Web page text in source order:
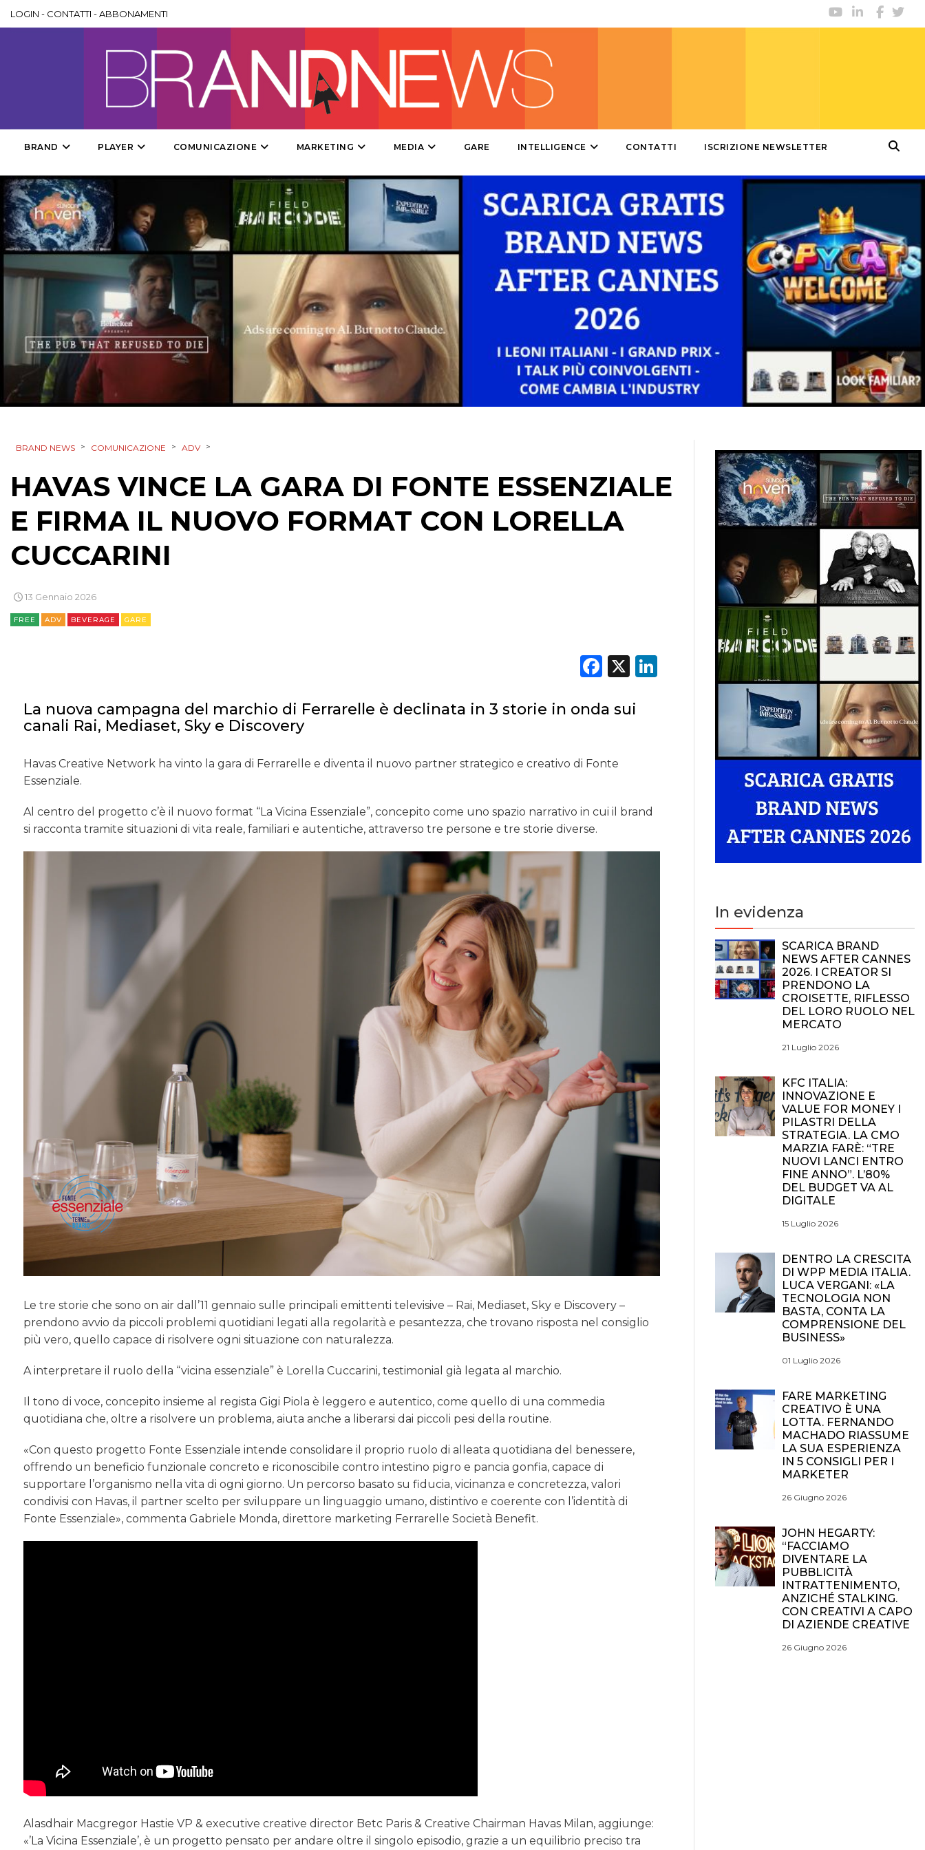
DATI
RICERCHE
NORMATIVE
TREND
CASE HISTORY
OPINIONI
LOGIN - CONTATTI -ABBONAMENTI
BRAND PLAYER COMUNICAZIONE MARKETING MEDIA GARE INTELLIGENCE CONTATTI ISCRIZIONE NEWSLETTER
BRAND NEWS > COMUNICAZIONE > ADV >
HAVAS VINCE LA GARA DI FONTE ESSENZIALE
E FIRMA IL NUOVO FORMAT CON LORELLA
CUCCARINI
13 Gennaio 2026
FREE ADV BEVERAGE GARE
Facebook
X LinkedIn
La nuova campagna del marchio di Ferrarelle è declinata in 3 storie in onda sui
canali Rai, Mediaset, Sky e Discovery
Havas Creative Network ha vinto la gara di Ferrarelle e diventa il nuovo partner strategico e creativo di Fonte
Essenziale.
Al centro del progetto c’è il nuovo format “La Vicina Essenziale”, concepito come uno spazio narrativo in cui il brand
si racconta tramite situazioni di vita reale, familiari e autentiche, attraverso tre persone e tre storie diverse.
Le tre storie che sono on air dall’11 gennaio sulle principali emittenti televisive – Rai, Mediaset, Sky e Discovery –
prendono avvio da piccoli problemi quotidiani legati alla regolarità e pesantezza, che trovano risposta nel consiglio
più vero, quello capace di risolvere ogni situazione con naturalezza.
A interpretare il ruolo della “vicina essenziale” è Lorella Cuccarini, testimonial già legata al marchio.
Il tono di voce, concepito insieme al regista Gigi Piola è leggero e autentico, come quello di una commedia
quotidiana che, oltre a risolvere un problema, aiuta anche a liberarsi dai piccoli pesi della routine.
«Con questo progetto Fonte Essenziale intende consolidare il proprio ruolo di alleata quotidiana del benessere,
offrendo un beneficio funzionale concreto e riconoscibile contro intestino pigro e pancia gonfia, capace di
supportare l’organismo nella vita di ogni giorno. Un percorso basato su fiducia, vicinanza e concretezza, valori
condivisi con Havas, il partner scelto per sviluppare un linguaggio umano, distintivo e coerente con l’identità di
Fonte Essenziale», commenta Gabriele Monda, direttore marketing Ferrarelle Società Benefit.
Alasdhair Macgregor Hastie VP & executive creative director Betc Paris & Creative Chairman Havas Milan, aggiunge:
«’La Vicina Essenziale’, è un progetto pensato per andare oltre il singolo episodio, grazie a un equilibrio preciso tra
In evidenza
SCARICA BRAND
NEWS AFTER CANNES
2026. I CREATOR SI
PRENDONO LA
CROISETTE, RIFLESSO
DEL LORO RUOLO NEL
MERCATO
21 Luglio 2026
KFC ITALIA:
INNOVAZIONE E
VALUE FOR MONEY I
PILASTRI DELLA
STRATEGIA. LA CMO
MARZIA FARÈ: “TRE
NUOVI LANCI ENTRO
FINE ANNO”. L’80%
DEL BUDGET VA AL
DIGITALE
15 Luglio 2026
DENTRO LA CRESCITA
DI WPP MEDIA ITALIA.
LUCA VERGANI: «LA
TECNOLOGIA NON
BASTA, CONTA LA
COMPRENSIONE DEL
BUSINESS»
01 Luglio 2026
FARE MARKETING
CREATIVO È UNA
LOTTA. FERNANDO
MACHADO RIASSUME
LA SUA ESPERIENZA
IN 5 CONSIGLI PER I
MARKETER
26 Giugno 2026
JOHN HEGARTY:
“FACCIAMO
DIVENTARE LA
PUBBLICITÀ
INTRATTENIMENTO,
ANZICHÉ STALKING.
CON CREATIVI A CAPO
DI AZIENDE CREATIVE
26 Giugno 2026